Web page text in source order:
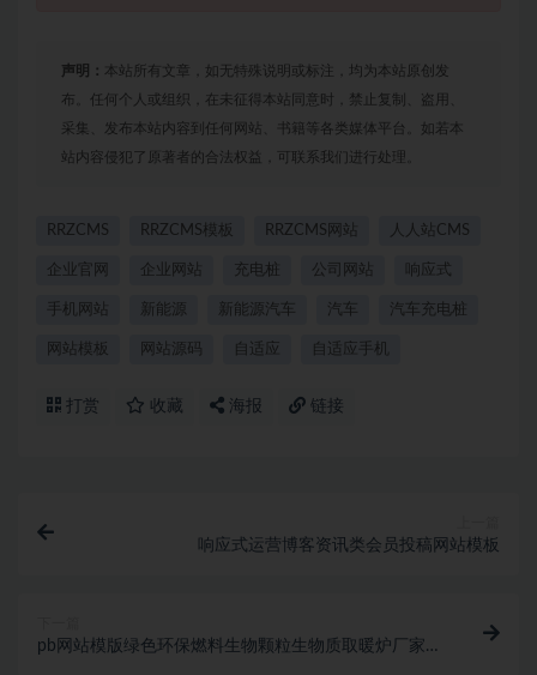
声明： 本站所有文章，如无特殊说明或标注，均为本站原创发
布。任何个人或组织，在未征得本站同意时，禁止复制、盗用、
采集、发布本站内容到任何网站、书籍等各类媒体平台。如若本
站内容侵犯了原著者的合法权益，可联系我们进行处理。
RRZCMS RRZCMS模板 RRZCMS网站 人人站CMS
企业官网 企业网站 充电桩 公司网站 响应式
手机网站 新能源 新能源汽车 汽车 汽车充电桩
网站模板 网站源码 自适应 自适应手机
打赏 收藏 海报 链接
响应式运营博客资讯类会员投稿网站模板
pb网站模版绿色环保燃料生物颗粒生物质取暖炉厂家